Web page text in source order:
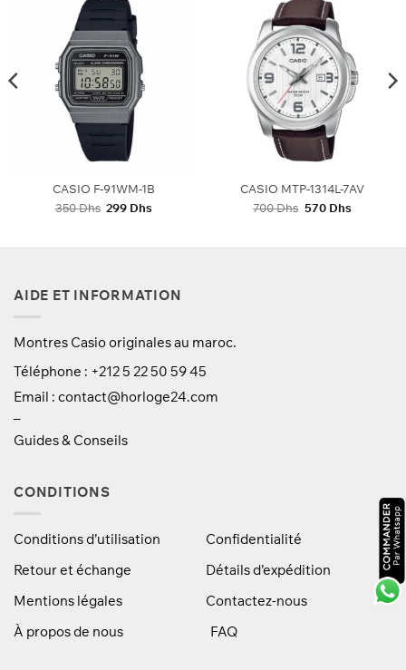
CASIO F-91WM-1B
350Dhs Le
350 Dhs.
299 DhsLe
299 Dhs.
CASIO MTP-1314L-7AV
700Dhs Le
700 Dhs.
570 DhsLe
570 Dhs.
AIDE ET INFORMATION
Montres Casio originales au maroc.
Téléphone : +212 5 22 50 59 45
Email : contact@horloge24.com
–
Guides & Conseils
CONDITIONS
Conditions d’utilisation
Confidentialité
Retour et échange
Détails d’expédition
Mentions légales
Contactez-nous
À propos de nous
FAQ